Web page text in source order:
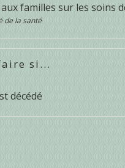
familles sur les soins
de la santé
si...
décédé